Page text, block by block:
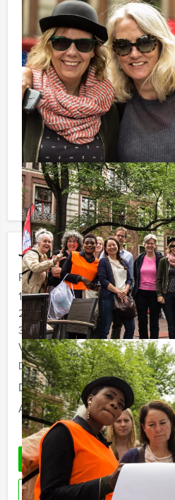
Jouw uitje
Prijs :
12 - 19 personen
20 - 29 personen
30 - 39 personen
Vanaf 40 personen
De prijzen zijn exclusief BTW
Duur:
4 uur en 30 minuten
Aantal:
Minimaal 12 personen
OFFERTE
Optioneel:
Niet telkens uw knip hoeven
te rekenen? Voor € 13,50 per
het restaurant doorbrengt
gebruikmaken van het
onbeperkt kunt genieten van
en thee. En…zo komt u ook
verrassingen te staan!
Komt u niet aan het minimale
bereid bent voor het
ook gewoon voor minder